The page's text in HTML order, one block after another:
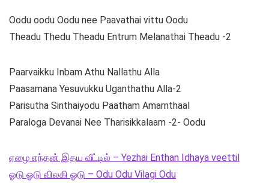
Oodu oodu Oodu nee Paavathai vittu Oodu
Theadu Thedu Theadu Entrum Melanathai Theadu -2
Paarvaikku Inbam Athu Nallathu Alla
Paasamana Yesuvukku Uganthathu Alla-2
Parisutha Sinthaiyodu Paatham Amarnthaal
Paraloga Devanai Nee Tharisikkalaam -2- Oodu
ஏழை எந்தன் இதய வீட்டில் – Yezhai Enthan Idhaya veettil
ஓடு ஓடு விலகி ஓடு – Odu Odu Vilagi Odu